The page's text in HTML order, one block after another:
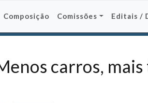
Composição Comissões Editais /
carros,